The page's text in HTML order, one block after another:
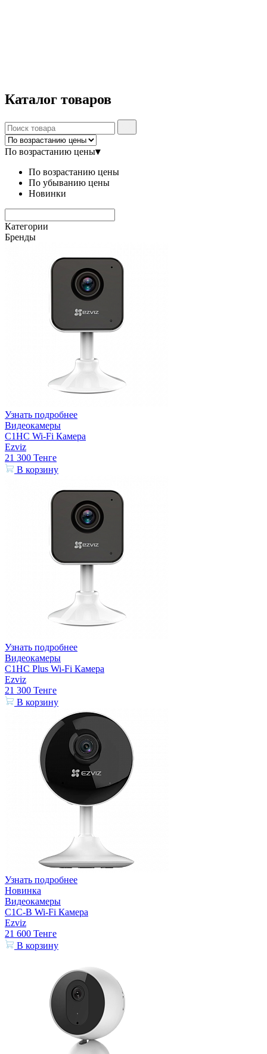
Каталог товаров
По возрастанию цены▾
По возрастанию цены
По убыванию цены
Новинки
Категории
Бренды
Узнать подробнее
Видеокамеры
C1HC Wi-Fi Камера
Ezviz
21 300 Тенге
В корзину
Узнать подробнее
Видеокамеры
C1HC Plus Wi-Fi Камера
Ezviz
21 300 Тенге
В корзину
Узнать подробнее
Новинка
Видеокамеры
C1C-B Wi-Fi Камера
Ezviz
21 600 Тенге
В корзину